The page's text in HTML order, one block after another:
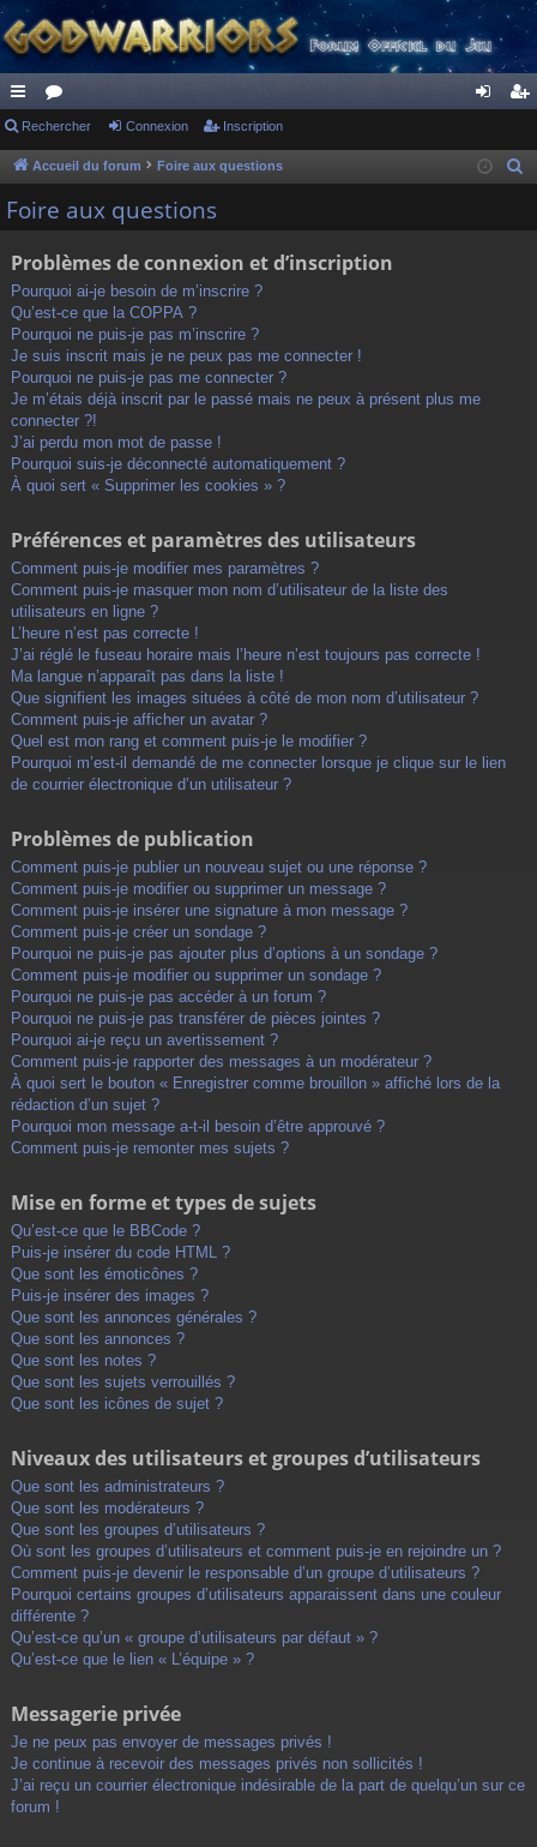
ac
co
ur
s
or
u ne cri
Rechercher Connexion Inscription
Accueil du forum Foire aux questions
Foire aux questions
Problèmes de connexion et d’inscription
Pourquoi ai-je besoin de m’inscrire ?
Qu’est-ce que la COPPA ?
Pourquoi ne puis-je pas m’inscrire ?
Je suis inscrit mais je ne peux pas me connecter !
Pourquoi ne puis-je pas me connecter ?
Je m’étais déjà inscrit par le passé mais ne peux à présent plus me
connecter ?!
J’ai perdu mon mot de passe !
Pourquoi suis-je déconnecté automatiquement ?
À quoi sert « Supprimer les cookies » ?
Préférences et paramètres des utilisateurs
Comment puis-je modifier mes paramètres ?
Comment puis-je masquer mon nom d’utilisateur de la liste des
utilisateurs en ligne ?
L’heure n’est pas correcte !
J’ai réglé le fuseau horaire mais l’heure n’est toujours pas correcte !
Ma langue n’apparaît pas dans la liste !
Que signifient les images situées à côté de mon nom d’utilisateur ?
Comment puis-je afficher un avatar ?
Quel est mon rang et comment puis-je le modifier ?
Pourquoi m’est-il demandé de me connecter lorsque je clique sur le lien
de courrier électronique d’un utilisateur ?
Problèmes de publication
Comment puis-je publier un nouveau sujet ou une réponse ?
Comment puis-je modifier ou supprimer un message ?
Comment puis-je insérer une signature à mon message ?
Comment puis-je créer un sondage ?
Pourquoi ne puis-je pas ajouter plus d’options à un sondage ?
Comment puis-je modifier ou supprimer un sondage ?
Pourquoi ne puis-je pas accéder à un forum ?
Pourquoi ne puis-je pas transférer de pièces jointes ?
Pourquoi ai-je reçu un avertissement ?
Comment puis-je rapporter des messages à un modérateur ?
À quoi sert le bouton « Enregistrer comme brouillon » affiché lors de la
rédaction d’un sujet ?
Pourquoi mon message a-t-il besoin d’être approuvé ?
Comment puis-je remonter mes sujets ?
Mise en forme et types de sujets
Qu’est-ce que le BBCode ?
Puis-je insérer du code HTML ?
Que sont les émoticônes ?
Puis-je insérer des images ?
Que sont les annonces générales ?
Que sont les annonces ?
Que sont les notes ?
Que sont les sujets verrouillés ?
Que sont les icônes de sujet ?
Niveaux des utilisateurs et groupes d’utilisateurs
Que sont les administrateurs ?
Que sont les modérateurs ?
Que sont les groupes d’utilisateurs ?
Où sont les groupes d’utilisateurs et comment puis-je en rejoindre un ?
Comment puis-je devenir le responsable d’un groupe d’utilisateurs ?
Pourquoi certains groupes d’utilisateurs apparaissent dans une couleur
différente ?
Qu’est-ce qu’un « groupe d’utilisateurs par défaut » ?
Qu’est-ce que le lien « L’équipe » ?
Messagerie privée
Je ne peux pas envoyer de messages privés !
Je continue à recevoir des messages privés non sollicités !
J’ai reçu un courrier électronique indésirable de la part de quelqu’un sur ce
forum !